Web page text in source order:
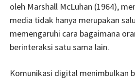
oleh Marshall McLuhan (1964),
media tidak hanya merupakan
memengaruhi cara bagaimana
berinteraksi satu sama lain.
Komunikasi digital menimbulkan